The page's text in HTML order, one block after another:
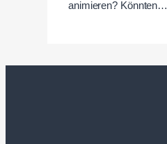
animieren? Könnten…